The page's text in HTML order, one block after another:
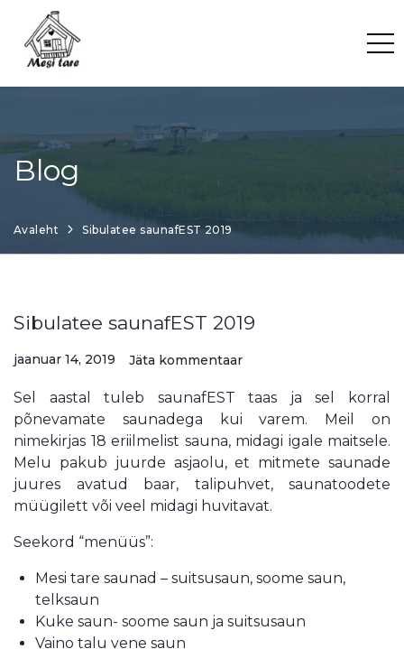
content
Blog
Avaleht Sibulatee saunafEST 2019
Sibulatee saunafEST 2019
jaanuar 14, 2019 Jäta kommentaar
Sel aastal tuleb saunafEST taas ja sel korral
põnevamate saunadega kui varem. Meil on
nimekirjas 18 eriilmelist sauna, midagi igale maitsele.
Melu pakub juurde asjaolu, et mitmete saunade
juures avatud baar, talipuhvet, saunatoodete
müügilett või veel midagi huvitavat.
Seekord “menüüs”:
Mesi tare saunad – suitsusaun, soome saun,
telksaun
Kuke saun- soome saun ja suitsusaun
Vaino talu vene saun